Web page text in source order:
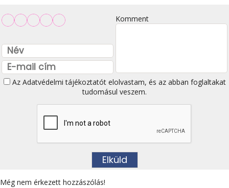
Komment
Az Adatvédelmi tájékoztatótelolvastam, és az abban foglaltakat
tudomásul veszem.
Még nem érkezett hozzászólás!